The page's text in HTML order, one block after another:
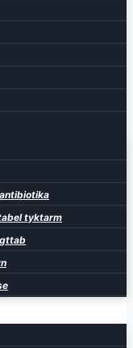
tyktarm